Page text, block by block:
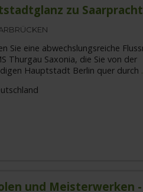
zu Saarpracht
Sie eine abwechslungsreiche
Thurgau Saxonia, die Sie von der
Hauptstadt Berlin quer durch
und Meisterwerken